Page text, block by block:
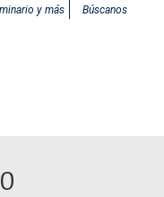
y más Búscanos